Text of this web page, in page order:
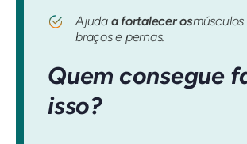
Ajuda a fortalecer osmúsculos
braços e pernas.
Quem consegue
isso?